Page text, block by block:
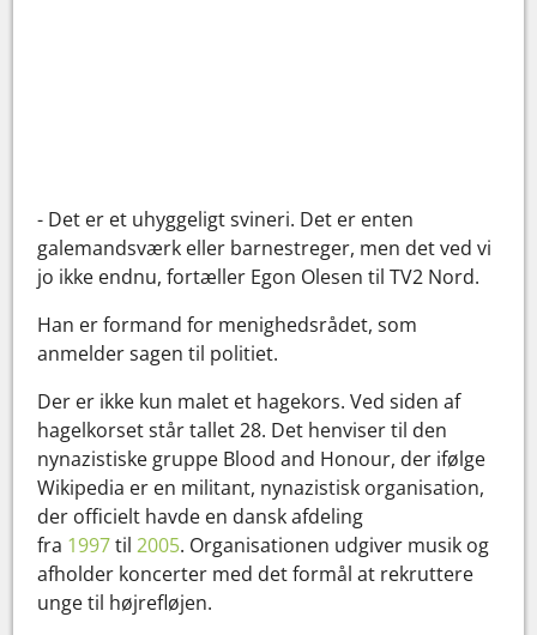
- Det er et uhyggeligt svineri. Det er enten
galemandsværk eller barnestreger, men det ved vi
jo ikke endnu, fortæller Egon Olesen til TV2 Nord.
Han er formand for menighedsrådet, som
anmelder sagen til politiet.
Der er ikke kun malet et hagekors. Ved siden af
hagelkorset står tallet 28. Det henviser til den
nynazistiske gruppe Blood and Honour, der ifølge
Wikipedia er en militant, nynazistisk organisation,
der officielt havde en dansk afdeling
fra 1997til2005. Organisationen udgiver musik og
afholder koncerter med det formål at rekruttere
unge til højrefløjen.